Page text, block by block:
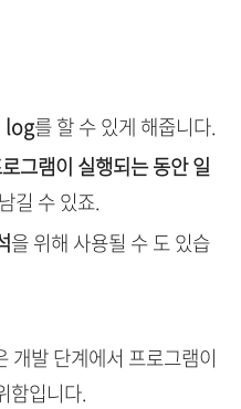
log를 할 수 있게 해줍니다.
그램이 실행되는 동안 일
길 수 있죠.
을 위해 사용될 수 도 있습
개발 단계에서 프로그램이
함입니다.